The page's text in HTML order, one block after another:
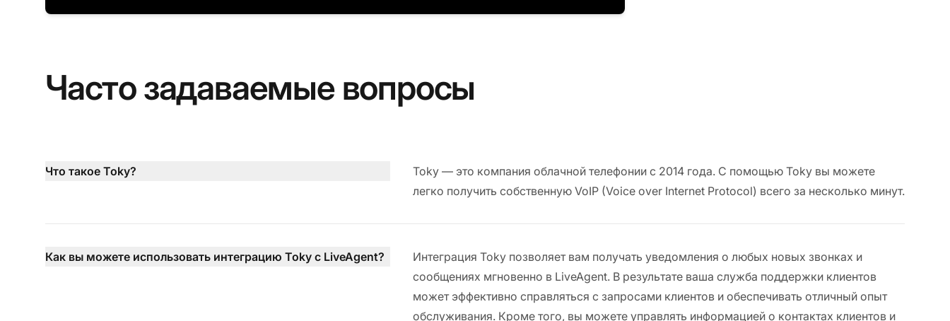
Часто задаваемые вопросы
Что такое Toky?
Toky — это компания облачной телефонии с 2014 года. С помощью Toky вы можете
легко получить собственную VoIP (Voice over Internet Protocol) всего за несколько минут.
Как вы можете использовать интеграцию Toky с LiveAgent?
Интеграция Toky позволяет вам получать уведомления о любых новых звонках и
сообщениях мгновенно в LiveAgent. В результате ваша служба поддержки клиентов
может эффективно справляться с запросами клиентов и обеспечивать отличный опыт
обслуживания. Кроме того, вы можете управлять информацией о контактах клиентов и